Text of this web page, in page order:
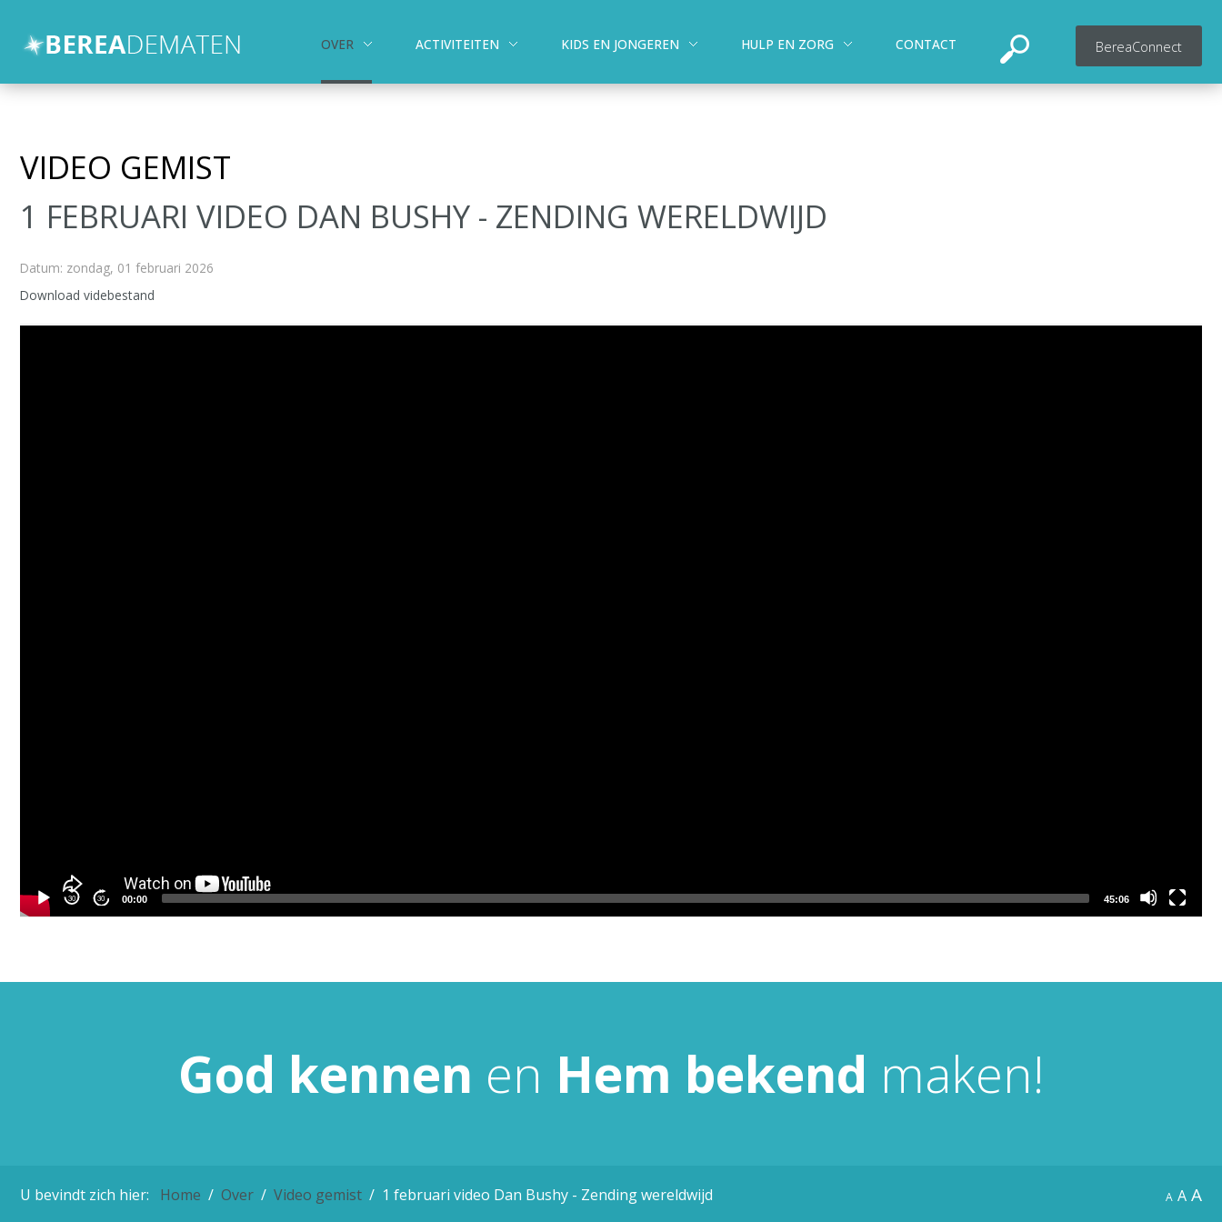
hulp en zorg
Contact
Zoeken
BereaConnect
OVER ACTIVITEITEN KIDS EN JONGEREN HULP EN ZORG CONTACT
VIDEO GEMIST
1 FEBRUARI VIDEO DAN BUSHY - ZENDING WERELDWIJD
Datum: zondag, 01 februari 2026
Download videbestand
30 30 00:00 45:06
God kennen en Hem bekend maken!
A A A
U bevindt zich hier: Home Over Video gemist 1 februari video Dan Bushy - Zending wereldwijd